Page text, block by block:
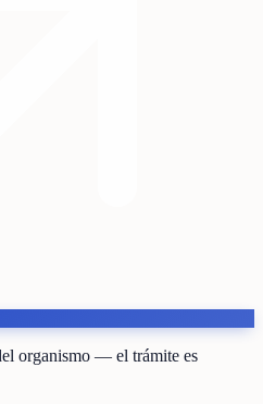
organismo — el trámite es